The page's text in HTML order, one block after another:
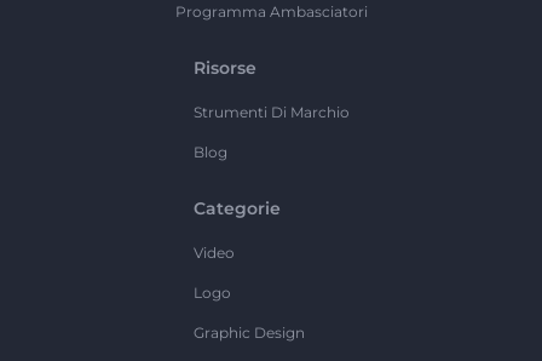
Programma Ambasciatori
Risorse
Strumenti Di Marchio
Blog
Categorie
Video
Logo
Graphic Design